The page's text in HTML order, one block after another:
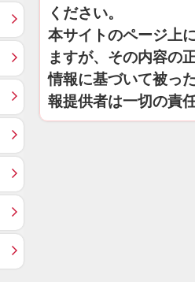
ください。
本サイトのページ上
ますが、その内容の
情報に基づいて被っ
報提供者は一切の責